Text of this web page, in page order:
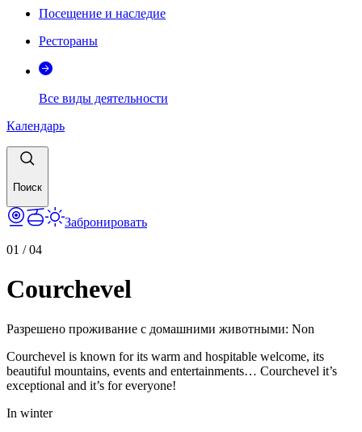
Посещение и наследие
Рестораны
Все виды деятельности
Календарь
Поиск
Забронировать
01 /04
Courchevel
Разрешено проживание с домашними животными: Non
Courchevel is known for its warm and hospitable welcome, its
beautiful mountains, events and entertainments… Courchevel it’s
exceptional and it’s for everyone!
In winter